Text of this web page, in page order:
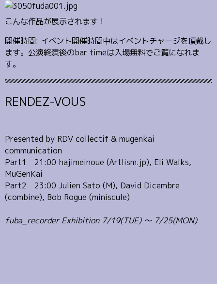
こんな作品が展示されます！
開催時間: イベント開催時間中はイベントチャージを頂戴し
ます。公演終演後のbar timeは入場無料でご覧になれま
す。
RENDEZ-VOUS
Presented by RDV collectif & mugenkai
communication
Part1 21:00 hajimeinoue (Artlism.jp), Eli Walks,
MuGenKai
Part2 23:00 Julien Sato (M), David Dicembre
(combine), Bob Rogue (miniscule)
fuba_recorder Exhibition 7/19(TUE) 〜 7/25(MON)